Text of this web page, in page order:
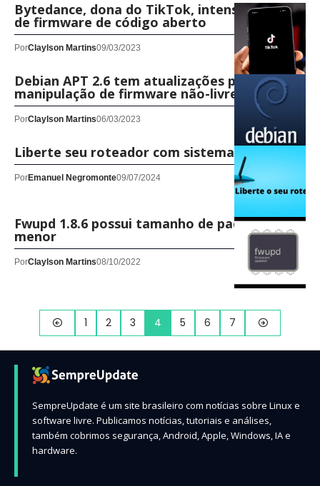
Bytedance, dona do TikTok, intensifica uso
de firmware de código aberto
PorClaylson Martins09/03/2023
Debian APT 2.6 tem atualizações para
manipulação de firmware não-livre
PorClaylson Martins06/03/2023
Liberte seu roteador com sistemas WRT
PorEmanuel Negromonte09/07/2024
Fwupd 1.8.6 possui tamanho de pacote
menor
PorClaylson Martins08/10/2022
1 2 3 4 5 6 7
SempreUpdate é um site brasileiro com notícias sobre Linux e
software livre. Publicamos notícias, tutoriais e análises,
também cobrimos segurança, Android, Apple, Windows, IA e
hardware.